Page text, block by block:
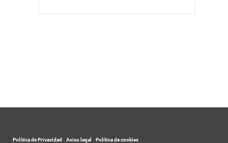
Política de Privacidad Aviso legal Política de cookies